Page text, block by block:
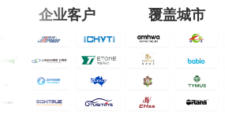
企业客户 覆盖城市